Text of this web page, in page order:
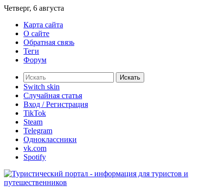
Четверг, 6 августа
Карта сайта
О сайте
Обратная связь
Теги
Форум
Искать
Switch skin
Случайная статья
Вход / Регистрация
TikTok
Steam
Telegram
Одноклассники
vk.com
Spotify